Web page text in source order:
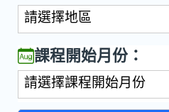
請選擇地區
課程開始月份：
請選擇課程開始月份